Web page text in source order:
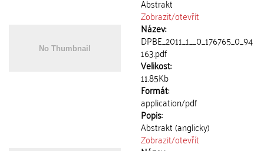
Abstrakt
Zobrazit/otevřít
Název:
DPBE_2011_1__0_176765_0_94
163.pdf
Velikost:
11.85Kb
Formát:
application/pdf
Popis:
Abstrakt (anglicky)
Zobrazit/otevřít